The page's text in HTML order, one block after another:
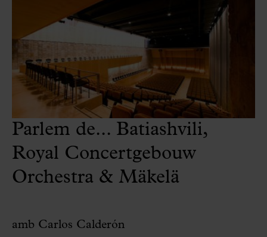
Parlem de... Batiashvili,
Royal Concertgebouw
Orchestra & Mäkelä
amb Carlos Calderón